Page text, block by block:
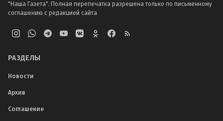
"Наша Газета". Полная перепечатка разрешена только по письменному
соглашению с редакцией сайта
РАЗДЕЛЫ
Новости
Архив
Соглашение